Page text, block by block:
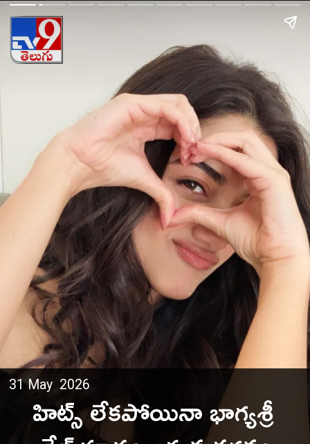
హిట్స్ లేకపోయినా భాగ్యశ్రీ
31 May 2026